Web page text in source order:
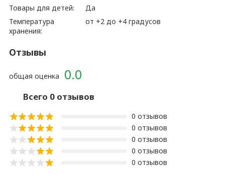
Товары для детей:
Да
Температура
хранения:
от +2 до +4 градусов
Отзывы
0.0
общая оценка
Всего 0 отзывов
0 отзывов
0 отзывов
0 отзывов
0 отзывов
0 отзывов